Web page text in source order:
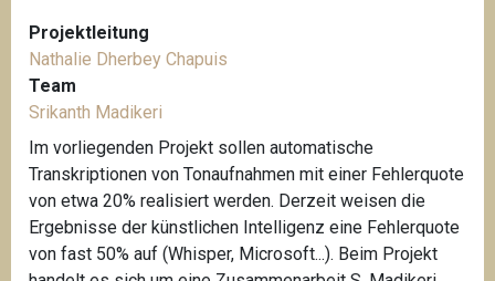
Projektleitung
Nathalie Dherbey Chapuis
Team
Srikanth Madikeri
Im vorliegenden Projekt sollen automatische
Transkriptionen von Tonaufnahmen mit einer Fehlerquote
von etwa 20% realisiert werden. Derzeit weisen die
Ergebnisse der künstlichen Intelligenz eine Fehlerquote
von fast 50% auf (Whisper, Microsoft...). Beim Projekt